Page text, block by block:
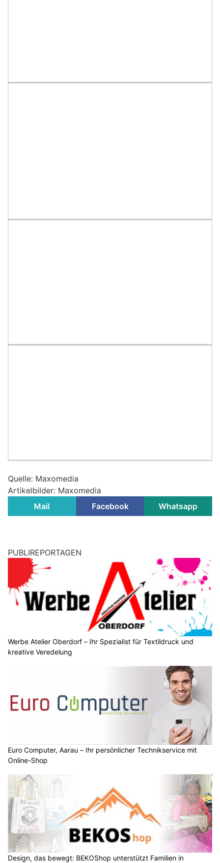
Quelle: Maxomedia
Artikelbilder: Maxomedia
Mail
Facebook Whatsapp
PUBLIREPORTAGEN
Werbe Atelier Oberdorf – Ihr Spezialist für Textildruck und
kreative Veredelung
Euro Computer, Aarau – Ihr persönlicher Technikservice mit
Online-Shop
Design, das bewegt: BEKOShop unterstützt Familien in